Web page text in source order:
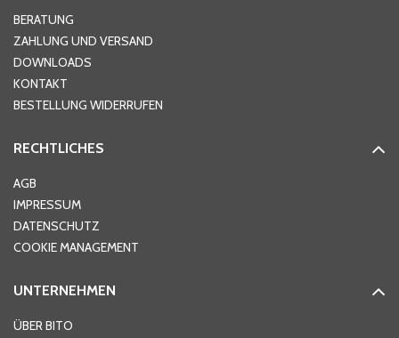
BERATUNG
ZAHLUNG UND VERSAND
DOWNLOADS
KONTAKT
BESTELLUNG WIDERRUFEN
RECHTLICHES
AGB
IMPRESSUM
DATENSCHUTZ
COOKIE MANAGEMENT
UNTERNEHMEN
ÜBER BITO